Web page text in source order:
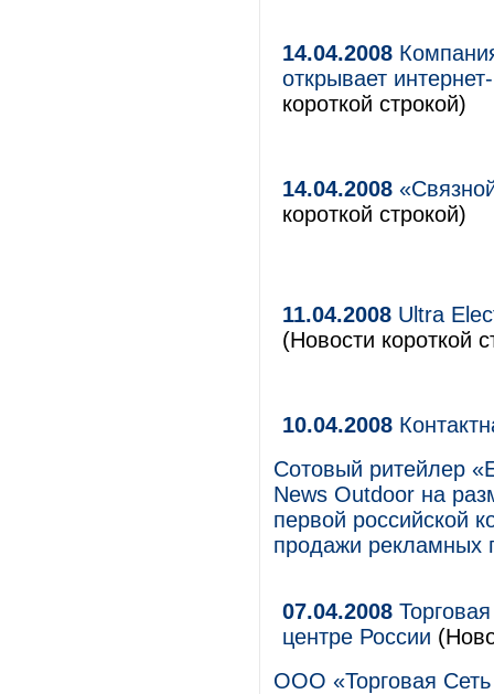
14.04.2008
открывает
короткой строкой)
14.04.2008
короткой строкой)
11.04.2008 Ultra
(Новости короткой
10.04.2008
Сотовый ритейлер
News Outdoor на
первой российской
продажи рекламных
07.04.2008
центре России
ООО «Торговая